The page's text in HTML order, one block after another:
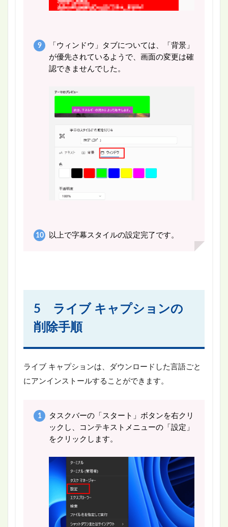
「ウィンドウ」タブについては、「背景」
が優先されているようで、画面の変更は確
認できませんでした。
以上で字幕スタイルの設定完了です。
5 ライブ キャプションの
削除手順
ライブ キャプションは、ダウンロードした言語ごと
にアンインストールすることができます。
タスクバーの「スタート」ボタンを右クリ
ックし、コンテキストメニューの「設定」
をクリックします。